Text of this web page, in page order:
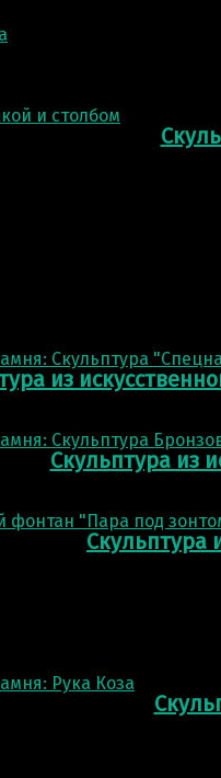
из
Скульптура из
Скульптура